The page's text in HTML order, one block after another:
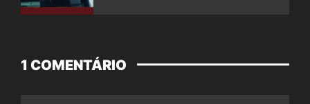
1 COMENTÁRIO